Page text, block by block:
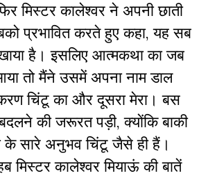
मिस्टर कालेश्वर ने अपनी छाती
प्रभावित करते हुए कहा, यह सब
है। इसलिए आत्मकथा का जब
तो मैंने उसमें अपना नाम डाल
चिंटू का और दूसरा मेरा। बस
की जरूरत पड़ी, क्योंकि बाकी
के सारे अनुभव चिंटू जैसे ही हैं।
मिस्टर कालेश्वर मियाऊं की बातें